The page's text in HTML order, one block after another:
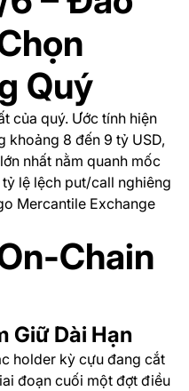
Quý
của quý. Ước tính hiện
khoảng 8 đến 9 tỷ USD,
nhất nằm quanh mốc
lệ lệch put/call nghiêng
Mercantile Exchange
Chain
Giữ Dài Hạn
holder kỳ cựu đang cắt
đoạn cuối một đợt điều